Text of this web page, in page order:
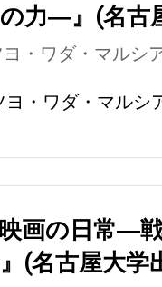
力―』(名古
・ワダ・マルシ
ヨ・ワダ・マルシ
映画の日常―
(名古屋大学